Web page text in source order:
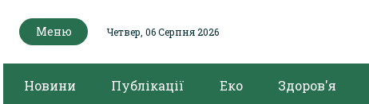
Меню Четвер, 06 Серпня 2026
Новини Публікації Еко Здоров'я